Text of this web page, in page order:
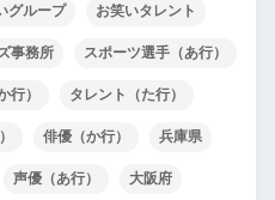
グループ お笑いタレント
事務所 スポーツ選手（あ行）
行） タレント（た行）
俳優（か行） 兵庫県
声優（あ行） 大阪府